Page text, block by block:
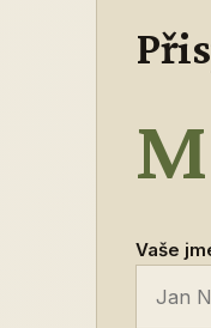
M
Vaše